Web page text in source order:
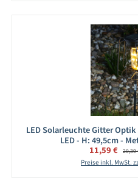
LED Solarleuchte Gitter
LED - H: 49,5cm -
11,59 € 20,39
Preise inkl. MwSt.